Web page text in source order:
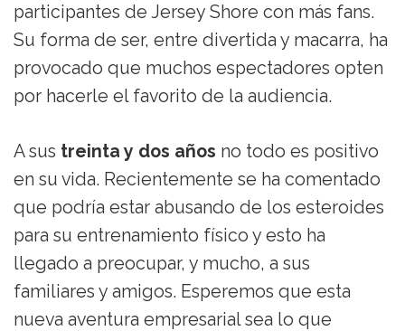
participantes de Jersey Shore con más fans.
Su forma de ser, entre divertida y macarra, ha
provocado que muchos espectadores opten
por hacerle el favorito de la audiencia.
A sus treinta y dos años no todo es positivo
en su vida. Recientemente se ha comentado
que podría estar abusando de los esteroides
para su entrenamiento físico y esto ha
llegado a preocupar, y mucho, a sus
familiares y amigos. Esperemos que esta
nueva aventura empresarial sea lo que